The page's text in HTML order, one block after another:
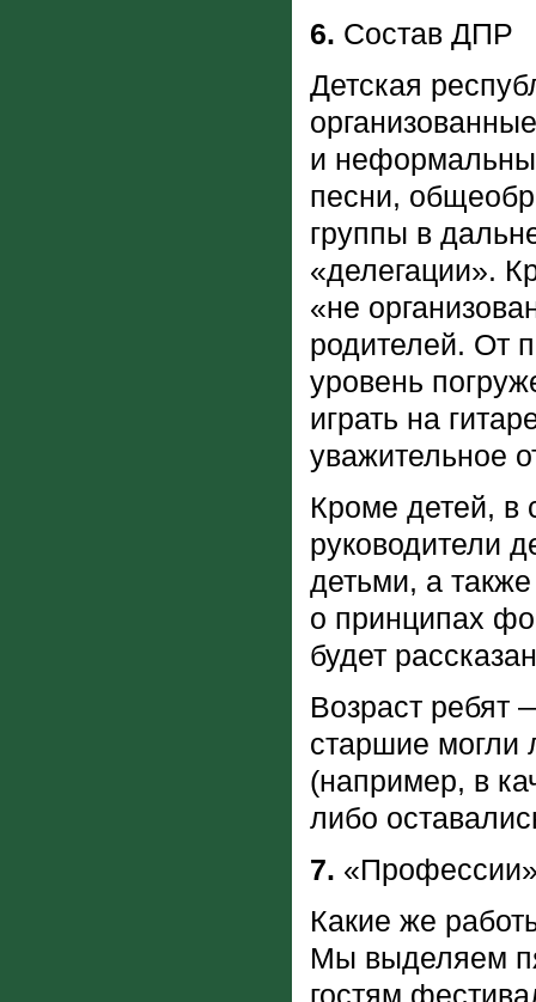
6. Состав ДПР
Детская
и
песни,
группы в
«делегации».
«не
родителей. От
уровень
играть на
уважительное
Кроме детей, в
руководители
детьми, а
о принципах
будет
Возраст ребят
старшие могли
(например, в
либо
7.
Какие же
Мы выделяем
гостям